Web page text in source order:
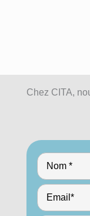
Chez CITA,